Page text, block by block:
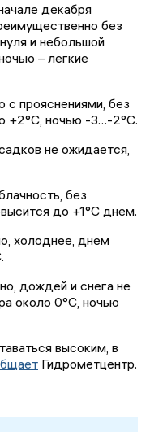
декабря
без
и небольшой
– легкие
с прояснениями, без
+2°C, ночью -3…-2°C.
не ожидается,
без
до +1°C днем.
холоднее, днем
дождей и снега не
около 0°C, ночью
высоким, в
Гидрометцентр.